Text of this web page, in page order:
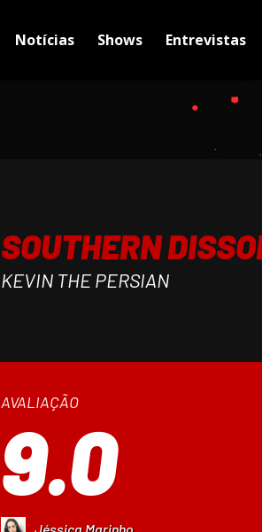
Notícias Shows Entrevistas
SOUTHERN
KEVIN THE PERSIAN
AVALIAÇÃO
9.0